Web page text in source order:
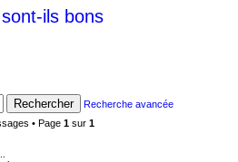
ils bons
Rechercher
Recherche avancée
• Page 1 sur 1